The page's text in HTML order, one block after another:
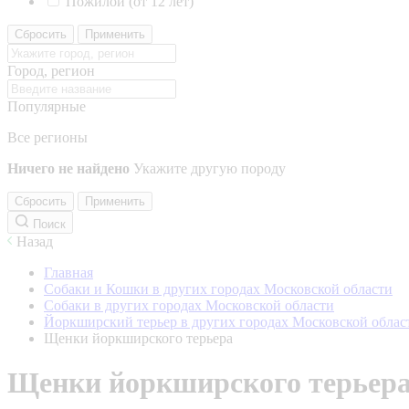
Сбросить Применить
Город, регион
Популярные
Все регионы
Ничего не найдено Укажите другую породу
Сбросить
Применить
Поиск
Назад
Главная
Собаки и Кошки в других городах Московской области
Собаки в других городах Московской области
Йоркширский терьер в других городах Московской
Щенки йоркширского терьера
Щенки йоркширского